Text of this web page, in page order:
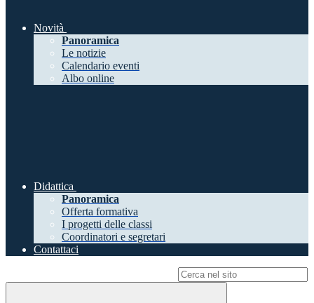
Novità
Panoramica
Le notizie
Calendario eventi
Albo online
Didattica
Panoramica
Offerta formativa
I progetti delle classi
Coordinatori e segretari
Contattaci